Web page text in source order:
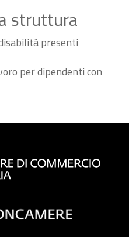
struttura
presenti
per dipendenti con